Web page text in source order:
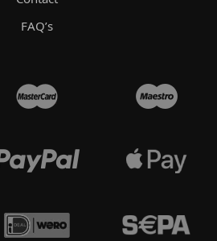
FAQ’s